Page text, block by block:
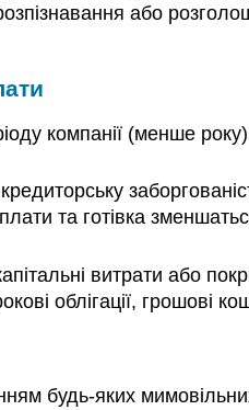
або
компанії (менше
та готівка
витрати або
облігації, грошові
будь-яких